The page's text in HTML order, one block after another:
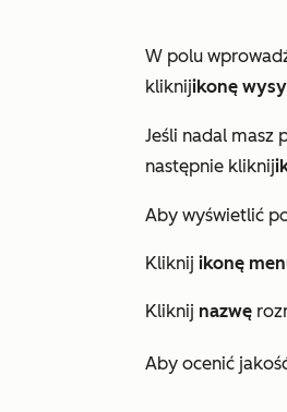
W polu
kliknijikonę
Jeśli nadal
następnie kliknij
Aby wyświetlić
Kliknij ikonę
Kliknij nazwę
Aby ocenić